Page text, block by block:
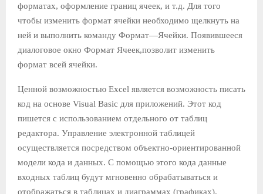
форматах, оформление границ ячеек, и т.д. Для того
чтобы изменить формат ячейки необходимо щелкнуть на
ней и выполнить команду Формат—Ячейки. Появившееся
диалоговое окно Формат Ячеек,позволит изменить
формат всей ячейки.
Ценной возможностью Excel является возможность писать
код на основе Visual Basic для приложений. Этот код
пишется с использованием отдельного от таблиц
редактора. Управление электронной таблицей
осуществляется посредством объектно-ориентированной
модели кода и данных. С помощью этого кода данные
входных таблиц будут мгновенно обрабатываться и
отображаться в таблицах и диаграммах (графиках).